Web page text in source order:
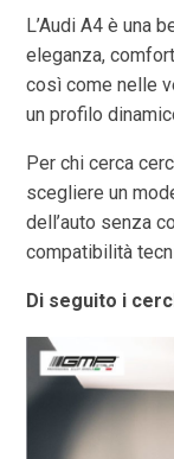
L’Audi A4 è una
eleganza,
così come nelle
un profilo
Per chi cerca
scegliere un
dell’auto senza
compatibilità
Di seguito i